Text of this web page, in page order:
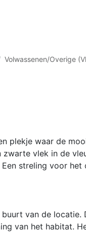
Volwassenen/Overige
plekje waar de
vlek in de
streling voor
van de
van het habitat.